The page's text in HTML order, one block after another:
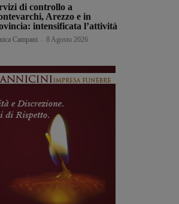
di controllo a
Arezzo e in
intensificata l’attività
Campani 8 Agosto 2026